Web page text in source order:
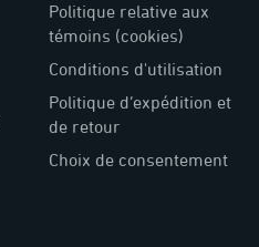
Politique relative aux
témoins (cookies)
Conditions d'utilisation
Politique d’expédition et
de retour
Choix de consentement